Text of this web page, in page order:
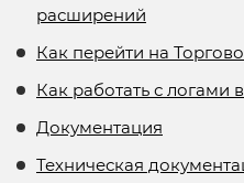
расширений
Как перейти на
Как работать с логами
Документация
Техническая